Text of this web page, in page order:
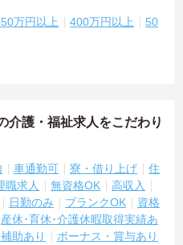
万円以上 400万円以上
50
介護・福祉求人をこだわり
車通勤可 寮・借り上げ
住
職求人 無資格OK
高収入
日勤のみ ブランクOK
資格
産休･育休･介護休暇取得実績あ
助あり
ボーナス・賞与あり